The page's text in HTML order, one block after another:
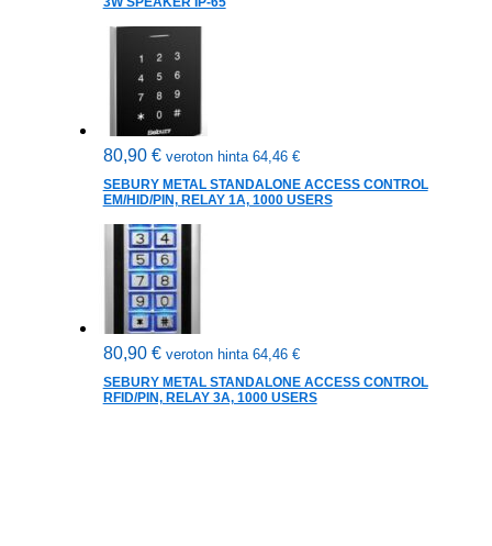
80,90 € veroton hinta 64,46 €
SEBURY METAL STANDALONE ACCESS CONTROL
EM/HID/PIN, RELAY 1A, 1000 USERS
80,90 € veroton hinta 64,46 €
SEBURY METAL STANDALONE ACCESS CONTROL
RFID/PIN, RELAY 3A, 1000 USERS